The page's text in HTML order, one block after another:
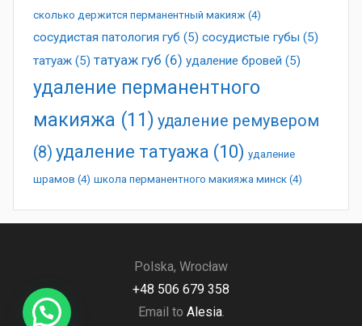
сколько держится перманентный макияж (4)
сосудистая патология губ (5) сосудистые губы (5)
татуаж (5) татуаж губ (6) удаление бровей (5)
удаление перманентного
макияжа (11) удаление ремувером
(8) удаление татуажа (10) удаление
шрамов (4) школа перманентного макияжа минск (4)
Polska, Wrocław
+48 506 679 358
Email to Alesia.